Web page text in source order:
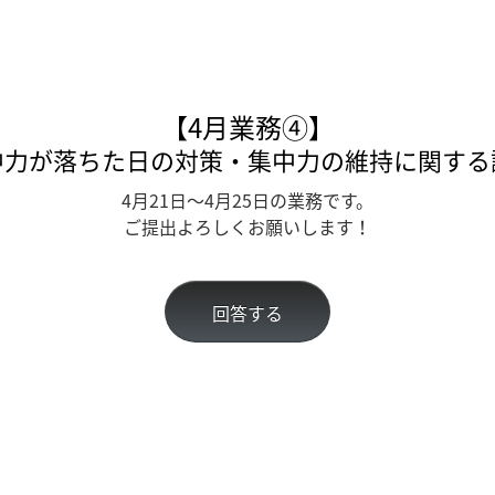
【4月業務④】
が落ちた日の対策・集中力の維持に関す
4月21日～4月25日の業務です。
ご提出よろしくお願いします！
回答する